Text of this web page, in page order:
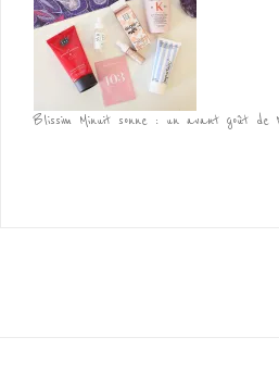
Blissim Minuit sonne : un avant goût de